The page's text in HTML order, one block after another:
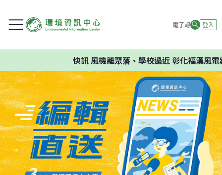
電子報 登入
快訊風機離聚落、學校過近 彰化福漢風電